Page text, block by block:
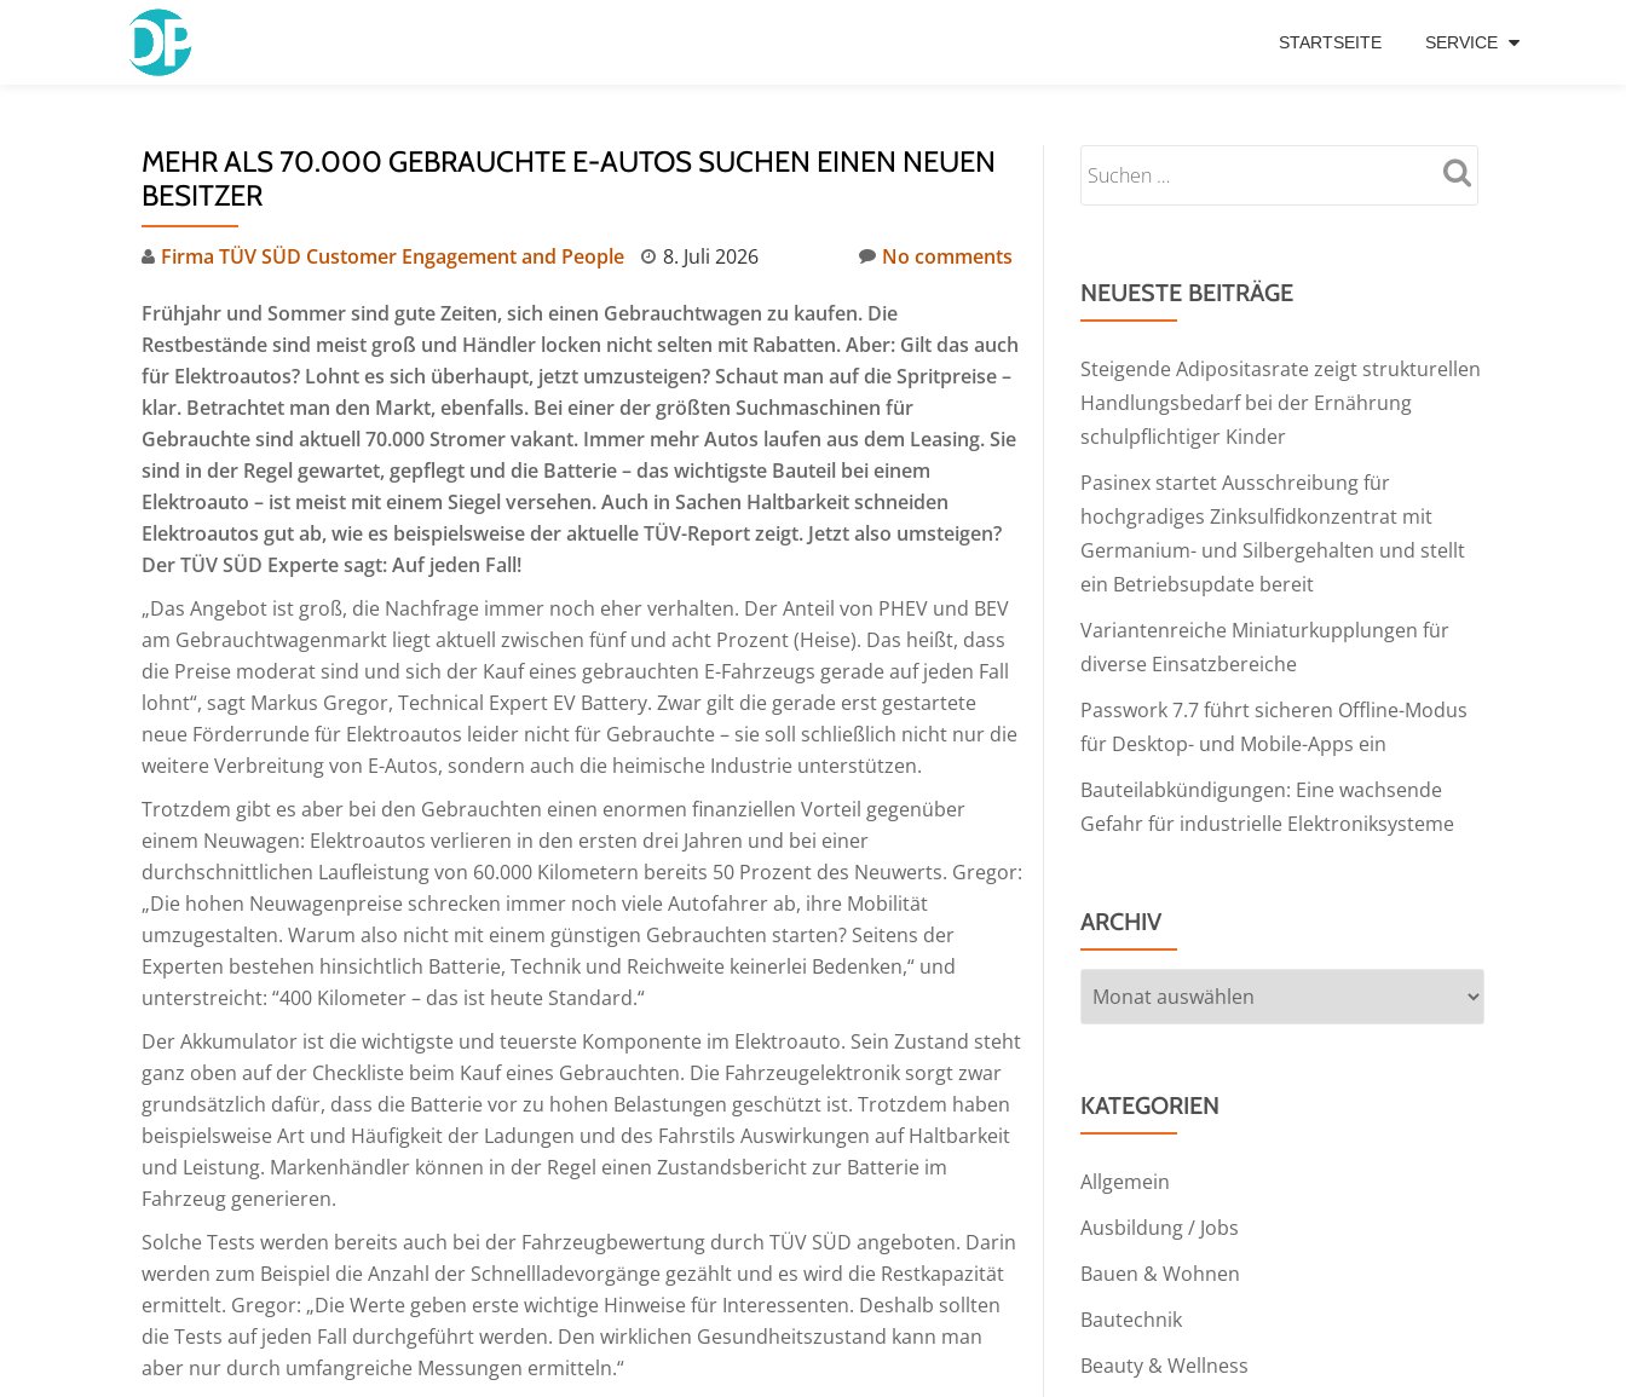
STARTSEITE SERVICE
MEHR ALS 70.000 GEBRAUCHTE E-AUTOS SUCHEN EINEN NEUEN
BESITZER
Firma TÜV SÜD Customer Engagement and People 8. Juli 2026 No comments
Frühjahr und Sommer sind gute Zeiten, sich einen Gebrauchtwagen zu kaufen. Die
Restbestände sind meist groß und Händler locken nicht selten mit Rabatten. Aber: Gilt das auch
für Elektroautos? Lohnt es sich überhaupt, jetzt umzusteigen? Schaut man auf die Spritpreise –
klar. Betrachtet man den Markt, ebenfalls. Bei einer der größten Suchmaschinen für
Gebrauchte sind aktuell 70.000 Stromer vakant. Immer mehr Autos laufen aus dem Leasing. Sie
sind in der Regel gewartet, gepflegt und die Batterie – das wichtigste Bauteil bei einem
Elektroauto – ist meist mit einem Siegel versehen. Auch in Sachen Haltbarkeit schneiden
Elektroautos gut ab, wie es beispielsweise der aktuelle TÜV-Report zeigt. Jetzt also umsteigen?
Der TÜV SÜD Experte sagt: Auf jeden Fall!
„Das Angebot ist groß, die Nachfrage immer noch eher verhalten. Der Anteil von PHEV und BEV
am Gebrauchtwagenmarkt liegt aktuell zwischen fünf und acht Prozent (Heise). Das heißt, dass
die Preise moderat sind und sich der Kauf eines gebrauchten E-Fahrzeugs gerade auf jeden Fall
lohnt“, sagt Markus Gregor, Technical Expert EV Battery. Zwar gilt die gerade erst gestartete
neue Förderrunde für Elektroautos leider nicht für Gebrauchte – sie soll schließlich nicht nur die
weitere Verbreitung von E-Autos, sondern auch die heimische Industrie unterstützen.
Trotzdem gibt es aber bei den Gebrauchten einen enormen finanziellen Vorteil gegenüber
einem Neuwagen: Elektroautos verlieren in den ersten drei Jahren und bei einer
durchschnittlichen Laufleistung von 60.000 Kilometern bereits 50 Prozent des Neuwerts. Gregor:
„Die hohen Neuwagenpreise schrecken immer noch viele Autofahrer ab, ihre Mobilität
umzugestalten. Warum also nicht mit einem günstigen Gebrauchten starten? Seitens der
Experten bestehen hinsichtlich Batterie, Technik und Reichweite keinerlei Bedenken,“ und
unterstreicht: “400 Kilometer – das ist heute Standard.“
Der Akkumulator ist die wichtigste und teuerste Komponente im Elektroauto. Sein Zustand steht
ganz oben auf der Checkliste beim Kauf eines Gebrauchten. Die Fahrzeugelektronik sorgt zwar
grundsätzlich dafür, dass die Batterie vor zu hohen Belastungen geschützt ist. Trotzdem haben
beispielsweise Art und Häufigkeit der Ladungen und des Fahrstils Auswirkungen auf Haltbarkeit
und Leistung. Markenhändler können in der Regel einen Zustandsbericht zur Batterie im
Fahrzeug generieren.
Solche Tests werden bereits auch bei der Fahrzeugbewertung durch TÜV SÜD angeboten. Darin
werden zum Beispiel die Anzahl der Schnellladevorgänge gezählt und es wird die Restkapazität
ermittelt. Gregor: „Die Werte geben erste wichtige Hinweise für Interessenten. Deshalb sollten
die Tests auf jeden Fall durchgeführt werden. Den wirklichen Gesundheitszustand kann man
aber nur durch umfangreiche Messungen ermitteln.“
NEUESTE BEITRÄGE
Steigende Adipositasrate zeigt strukturellen
Handlungsbedarf bei der Ernährung
schulpflichtiger Kinder
Pasinex startet Ausschreibung für
hochgradiges Zinksulfidkonzentrat mit
Germanium- und Silbergehalten und stellt
ein Betriebsupdate bereit
Variantenreiche Miniaturkupplungen für
diverse Einsatzbereiche
Passwork 7.7 führt sicheren Offline-Modus
für Desktop- und Mobile-Apps ein
Bauteilabkündigungen: Eine wachsende
Gefahr für industrielle Elektroniksysteme
ARCHIV
Archiv
KATEGORIEN
Allgemein
Ausbildung / Jobs
Bauen & Wohnen
Bautechnik
Beauty & Wellness